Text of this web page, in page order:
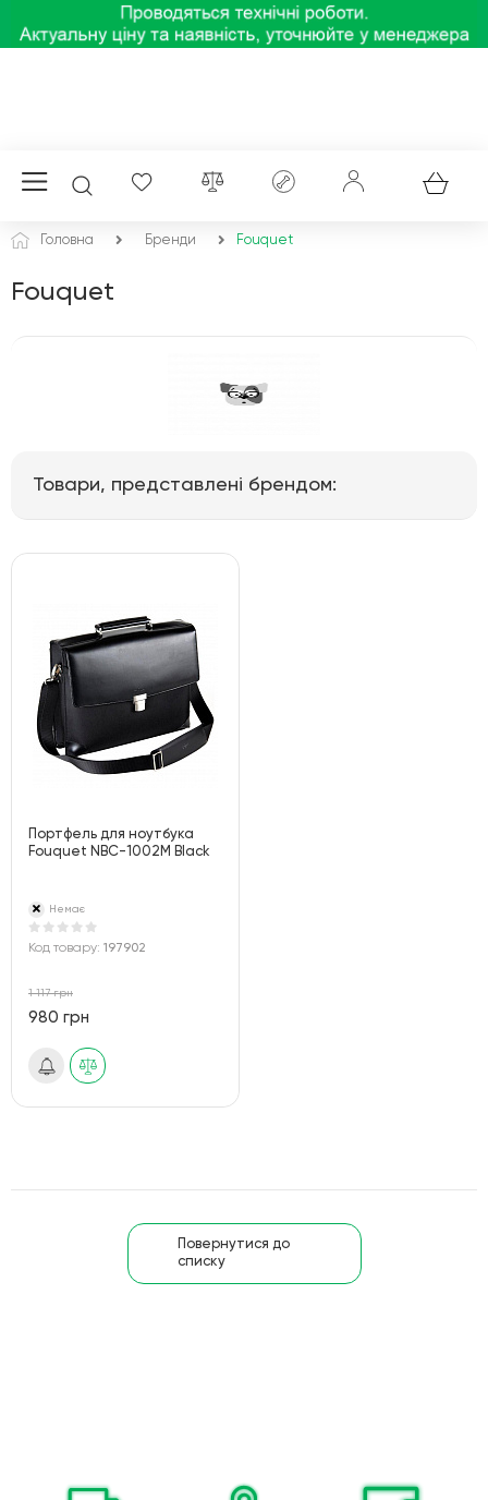
Головна Бренди Fouquet
Fouquet
Товари, представлені брендом:
Портфель для ноутбука
Fouquet NBC-1002M Black
Немає
Код товару: 197902
1 117 грн
980 грн
Повернутися до
списку